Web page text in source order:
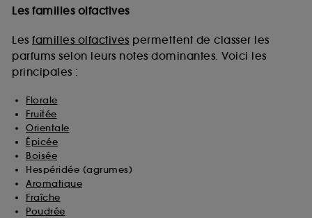
Les familles olfactives
Les familles olfactives permettent de classer les
parfums selon leurs notes dominantes. Voici les
principales :
Florale
Fruitée
Orientale
Épicée
Boisée
Hespéridée (agrumes)
Aromatique
Fraîche
Poudrée
collectées ou générées lors de votre activité en ligne
sur "continuer sans accepter". Voous pouvez à tout
moment choisir de retirer votrte consentement. Si vous
souhaitez obtenir plus d'information sur les cookies
utilisés, cliquez